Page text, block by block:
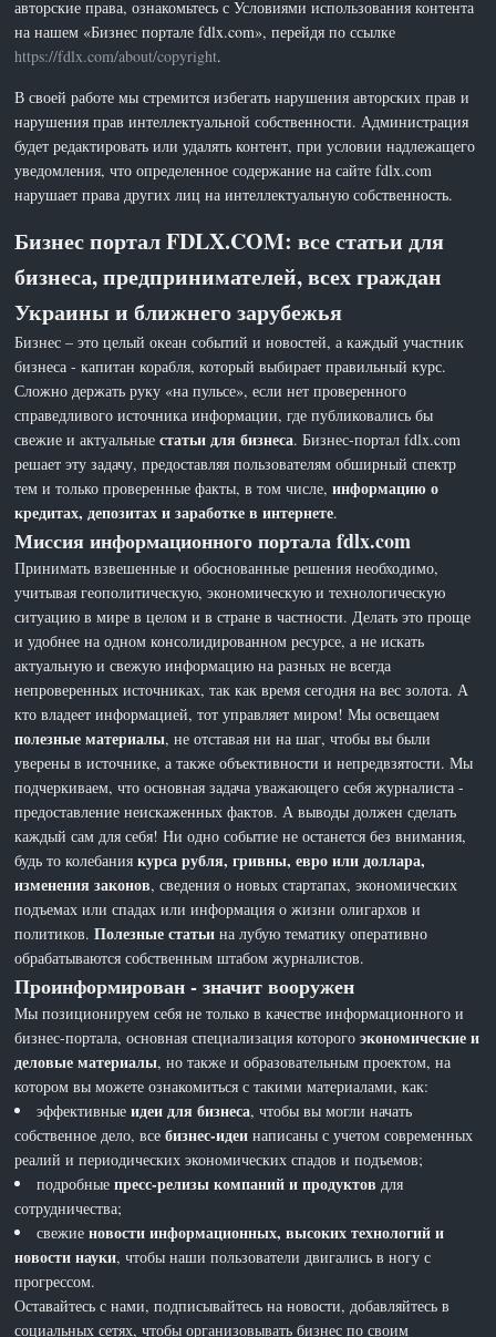
авторские права, ознакомьтесь с Условиями использования контента
на нашем «Бизнес портале fdlx.com», перейдя по ссылке
https://fdlx.com/about/copyright.
В своей работе мы стремится избегать нарушения авторских прав и
нарушения прав интеллектуальной собственности. Администрация
будет редактировать или удалять контент, при условии надлежащего
уведомления, что определенное содержание на сайте fdlx.com
нарушает права других лиц на интеллектуальную собственность.
Бизнес портал FDLX.COM: все статьи для
бизнеса, предпринимателей, всех граждан
Украины и ближнего зарубежья
Бизнес – это целый океан событий и новостей, а каждый участник
бизнеса - капитан корабля, который выбирает правильный курс.
Сложно держать руку «на пульсе», если нет проверенного
справедливого источника информации, где публиковались бы
свежие и актуальныестатьи для бизнеса. Бизнес-портал fdlx.com
решает эту задачу, предоставляя пользователям обширный спектр
тем и только проверенные факты, в том числе,информацию о
кредитах, депозитах и заработке в интернете.
Миссия информационного портала fdlx.com
Принимать взвешенные и обоснованные решения необходимо,
учитывая геополитическую, экономическую и технологическую
ситуацию в мире в целом и в стране в частности. Делать это проще
и удобнее на одном консолидированном ресурсе, а не искать
актуальную и свежую информацию на разных не всегда
непроверенных источниках, так как время сегодня на вес золота. А
кто владеет информацией, тот управляет миром! Мы освещаем
полезные материалы, не отставая ни на шаг, чтобы вы были
уверены в источнике, а также объективности и непредвзятости. Мы
подчеркиваем, что основная задача уважающего себя журналиста -
предоставление неискаженных фактов. А выводы должен сделать
каждый сам для себя! Ни одно событие не останется без внимания,
будь то колебаниякурса рубля, гривны, евро или доллара,
изменения законов, сведения о новых стартапах, экономических
подъемах или спадах или информация о жизни олигархов и
политиков.Полезные статьи на лубую тематику оперативно
обрабатываются собственным штабом журналистов.
Проинформирован - значит вооружен
Мы позиционируем себя не только в качестве информационного и
бизнес-портала, основная специализация которогоэкономические и
деловые материалы, но также и образовательным проектом, на
котором вы можете ознакомиться с такими материалами, как:
эффективныеидеи для бизнеса, чтобы вы могли начать
собственное дело, всебизнес-идеи написаны с учетом современных
реалий и периодических экономических спадов и подъемов;
подробныепресс-релизы компаний и продуктов для
сотрудничества;
свежиеновости информационных, высоких технологий и
новости науки, чтобы наши пользователи двигались в ногу с
прогрессом.
Оставайтесь с нами, подписывайтесь на новости, добавляйтесь в
социальных сетях, чтобы организовывать бизнес по своим